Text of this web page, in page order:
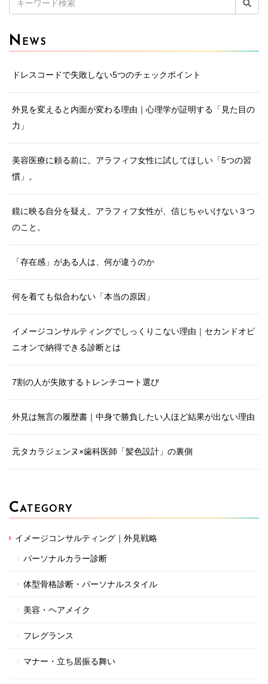
索:
N EWS
ドレスコードで失敗しない5つのチェックポイント
外見を変えると内面が変わる理由｜心理学が証明する「見た目の
力」
美容医療に頼る前に。アラフィフ女性に試してほしい「5つの習
慣」。
鏡に映る自分を疑え。アラフィフ女性が、信じちゃいけない３つ
のこと。
「存在感」がある人は、何が違うのか
何を着ても似合わない「本当の原因」
イメージコンサルティングでしっくりこない理由｜セカンドオピ
ニオンで納得できる診断とは
7割の人が失敗するトレンチコート選び
外見は無言の履歴書｜中身で勝負したい人ほど結果が出ない理由
元タカラジェンヌ×歯科医師「髪色設計」の裏側
CATEGORY
イメージコンサルティング｜外見戦略
パーソナルカラー診断
体型骨格診断・パーソナルスタイル
美容・ヘアメイク
フレグランス
マナー・立ち居振る舞い